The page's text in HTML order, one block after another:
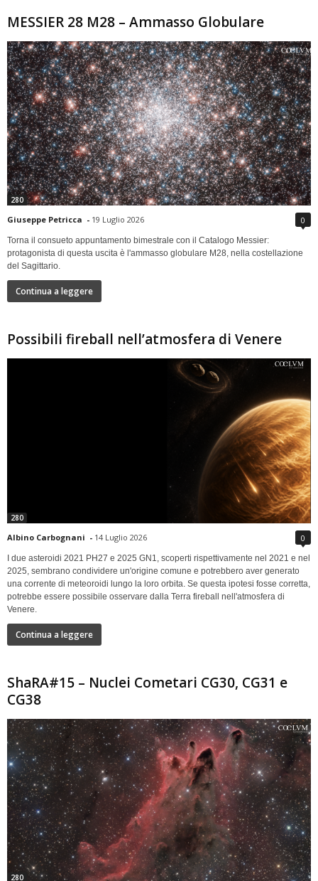
MESSIER 28 M28 – Ammasso Globulare
280
Giuseppe Petricca - 19 Luglio 2026 0
Torna il consueto appuntamento bimestrale con il Catalogo Messier:
protagonista di questa uscita è l'ammasso globulare M28, nella costellazione
del Sagittario.
Continua a leggere
Possibili fireball nell’atmosfera di Venere
280
Albino Carbognani - 14 Luglio 2026 0
I due asteroidi 2021 PH27 e 2025 GN1, scoperti rispettivamente nel 2021 e nel
2025, sembrano condividere un'origine comune e potrebbero aver generato
una corrente di meteoroidi lungo la loro orbita. Se questa ipotesi fosse corretta,
potrebbe essere possibile osservare dalla Terra fireball nell'atmosfera di
Venere.
Continua a leggere
ShaRA#15 – Nuclei Cometari CG30, CG31 e
CG38
280